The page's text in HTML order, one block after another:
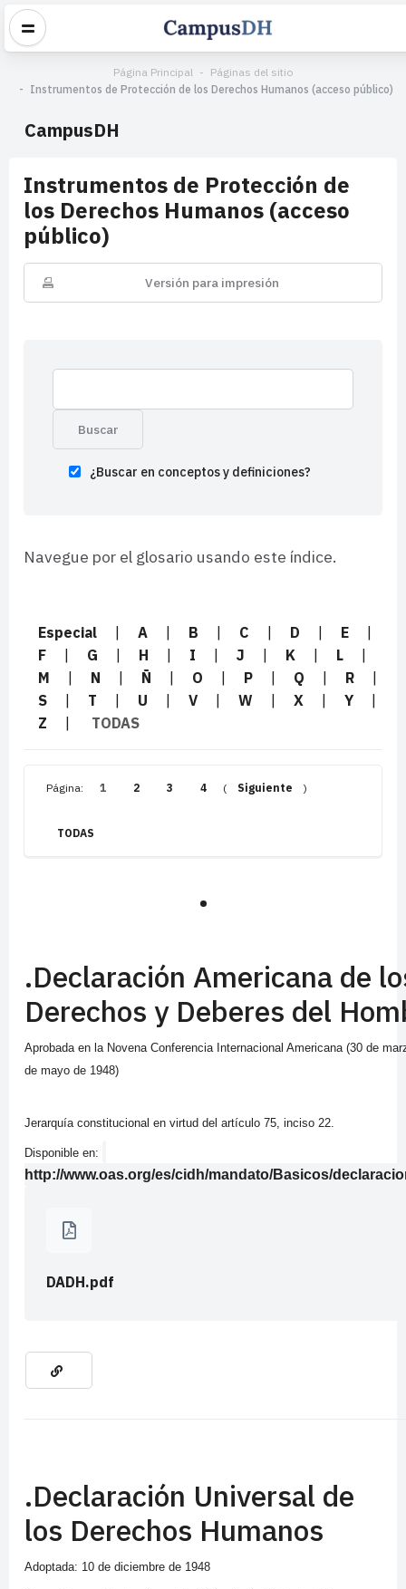
Página Principal
Páginas del sitio
Instrumentos de Protección de los Derechos Humanos (acceso público)
CampusDH
Instrumentos de Protección de
los Derechos Humanos (acceso
público)
Versión para impresión
¿Buscar en conceptos y definiciones?
Navegue por el glosario usando este índice.
Especial A B C D E
F
G H I J K L
M
N Ñ O P Q R
S
T U V W X Y
Z
TODAS
Página: 1 2 3 4 ( Siguiente )
TODAS
.
.Declaración Americana de
Derechos y Deberes del
Aprobada en la Novena Conferencia Internacional Americana (30 de
de mayo de 1948)
Jerarquía constitucional en virtud del artículo 75, inciso 22.
Disponible en:
http://www.oas.org/es/cidh/mandato/Basicos/
DADH.pdf
.Declaración Universal de
los Derechos Humanos
Adoptada: 10 de diciembre de 1948